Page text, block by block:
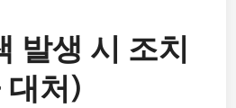
발생 시 조치
대처)